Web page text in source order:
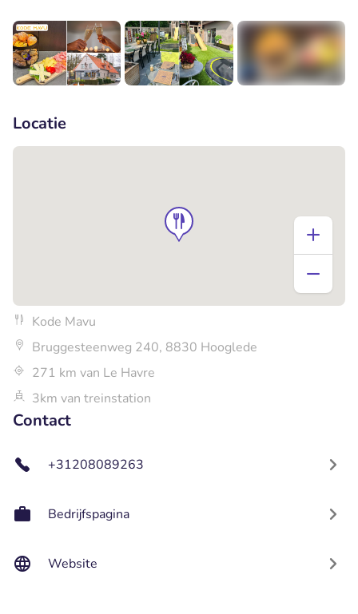
Locatie
Kode Mavu
Bruggesteenweg 240, 8830 Hooglede
271 km van Le Havre
3km van treinstation
Contact
+31208089263
Bedrijfspagina
Website